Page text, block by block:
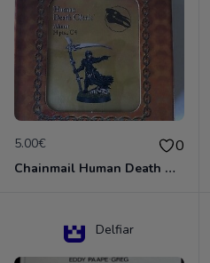
5.00€ 0
Chainmail Human Death Cleric
Delfiar